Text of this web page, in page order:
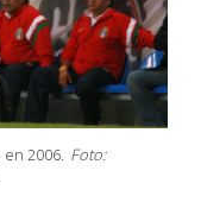
2006. Foto: